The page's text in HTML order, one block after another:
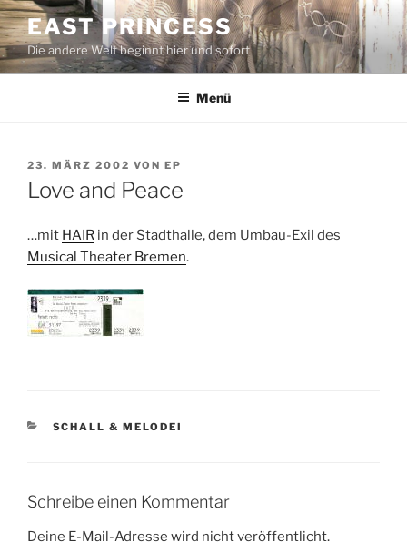
Zum
Inhalt
springen
EAST PRINCESS
Die andere Welt beginnt hier und sofort
Menü
VERÖFFENTLICHT
AM
23. MÄRZ 2002 VON EP
Love and Peace
…mit HAIR in der Stadthalle, dem Umbau-Exil des
Musical Theater Bremen.
KATEGORIEN
SCHALL & MELODEI
Schreibe einen Kommentar
Deine E-Mail-Adresse wird nicht veröffentlicht.